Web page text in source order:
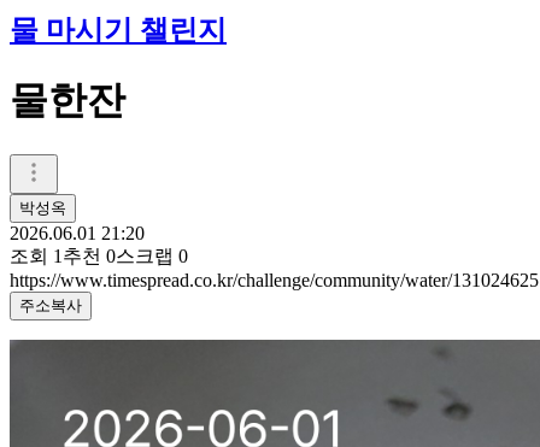
물 마시기 챌린지
물한잔
박성옥
2026.06.01 21:20
조회 1 추천 0스크랩 0
https://www.timespread.co.kr/challenge/community/water/131024625
주소복사